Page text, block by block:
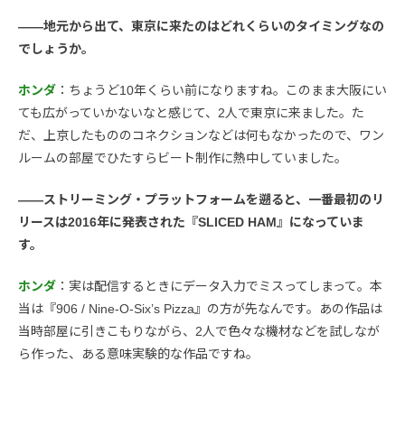
――地元から出て、東京に来たのはどれくらいのタイミングなの
でしょうか。
ホンダ ：ちょうど10年くらい前になりますね。このまま大阪にい
ても広がっていかないなと感じて、2人で東京に来ました。た
だ、上京したもののコネクションなどは何もなかったので、ワン
ルームの部屋でひたすらビート制作に熱中していました。
――ストリーミング・プラットフォームを遡ると、一番最初のリ
リースは2016年に発表された『SLICED HAM』になっていま
す。
ホンダ ：実は配信するときにデータ入力でミスってしまって。本
当は『906 / Nine-O-Six’s Pizza』の方が先なんです。あの作品は
当時部屋に引きこもりながら、2人で色々な機材などを試しなが
ら作った、ある意味実験的な作品ですね。